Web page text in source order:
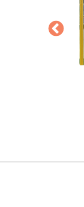
[italiano e